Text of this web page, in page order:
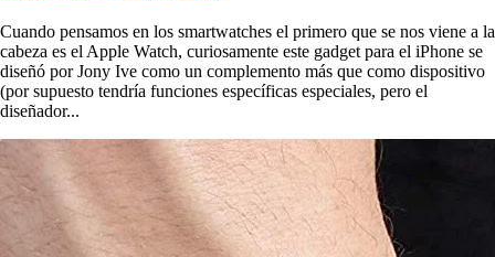
Cuando pensamos en los smartwatches el primero que se nos viene a la
cabeza es el Apple Watch, curiosamente este gadget para el iPhone se
diseñó por Jony Ive como un complemento más que como dispositivo
(por supuesto tendría funciones específicas especiales, pero el
diseñador...